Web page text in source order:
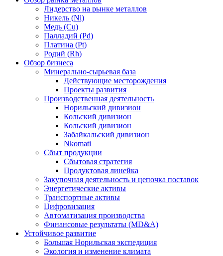
Лидерство на рынке металлов
Никель (Ni)
Медь (Cu)
Палладий (Pd)
Платина (Pt)
Родий (Rh)
Обзор бизнеса
Минерально-сырьевая база
Действующие месторождения
Проекты развития
Производственная деятельность
Норильский дивизион
Кольский дивизион
Кольский дивизион
Забайкальский дивизион
Nkomati
Сбыт продукции
Сбытовая стратегия
Продуктовая линейка
Закупочная деятельность и цепочка поставок
Энергетические активы
Транспортные активы
Цифровизация
Автоматизация производства
Финансовые результаты (MD&A)
Устойчивое развитие
Большая Норильская экспедиция
Экология и изменение климата